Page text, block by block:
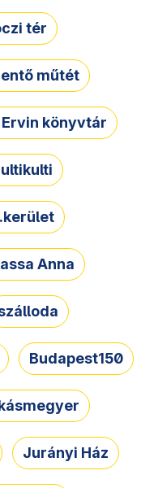
tér
műtét
Ervin könyvtár
Anna
Budapest150
Jurányi Ház